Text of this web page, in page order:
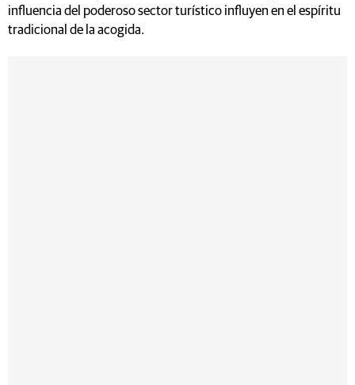
influencia del poderoso sector turístico influyen en el espíritu
tradicional de la acogida.